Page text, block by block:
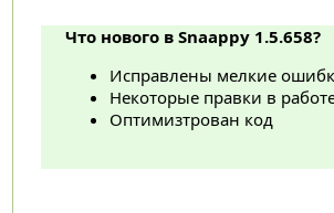
Что нового в Snaappy 1.5.658?
Исправлены мелкие
Некоторые правки в
Оптимизтрован код